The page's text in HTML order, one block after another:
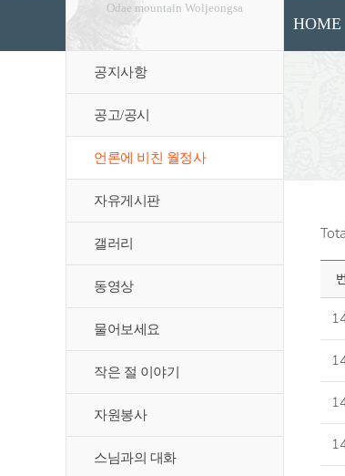
Odae mountain Woljeongsa
공지사항
공고/공시
언론에 비친 월정사
자유게시판
갤러리
동영상
물어보세요
작은 절 이야기
자원봉사
스님과의 대화
HOME